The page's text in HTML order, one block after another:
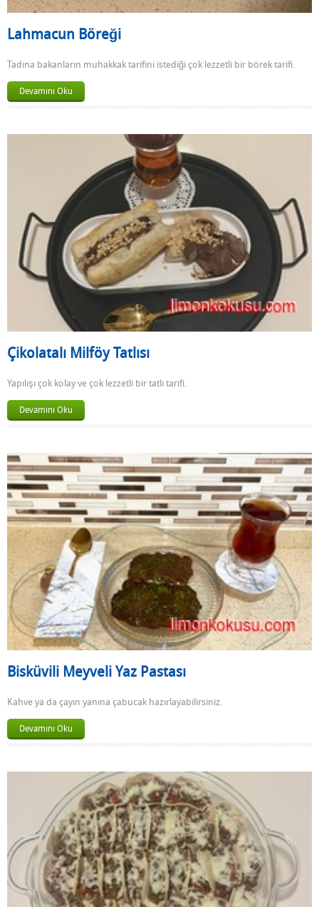
Lahmacun Böreği
Tadına bakanların muhakkak tarifini istediği çok lezzetli bir börek tarifi.
Devamını Oku
Çikolatalı Milföy Tatlısı
Yapılışı çok kolay ve çok lezzetli bir tatlı tarifi.
Devamını Oku
Bisküvili Meyveli Yaz Pastası
Kahve ya da çayın yanına çabucak hazırlayabilirsiniz.
Devamını Oku